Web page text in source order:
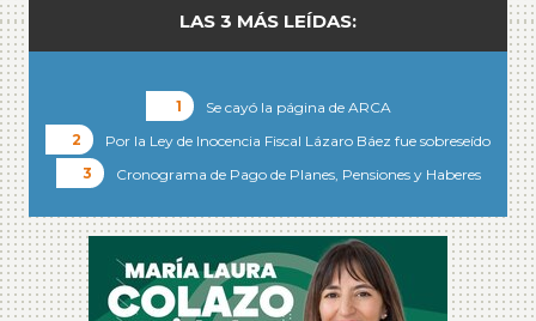
LAS 3 MÁS LEÍDAS:
Se cayó la página de ARCA
Por la Ley de Inocencia Fiscal Lázaro Báez fue sobreseído
Cronograma de Pago de Planes, Pensiones y Haberes